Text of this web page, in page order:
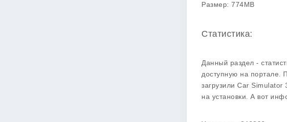
Размер: 774MB
Статистика:
Данный раздел -
доступную на портале.
загрузили Car
на установки. А вот